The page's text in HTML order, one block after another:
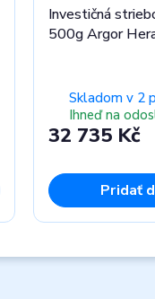
Investičná
500g Argor
Skladom v 2
Ihneď na
32 735 Kč
Pridať